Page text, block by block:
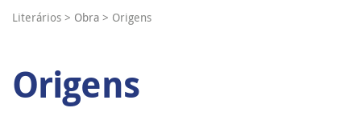
Literários > Obra > Origens
Origens